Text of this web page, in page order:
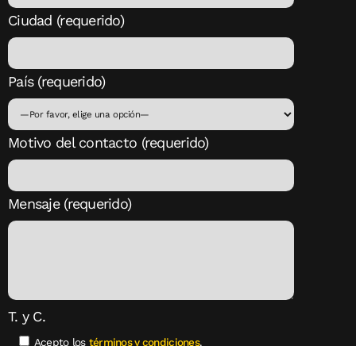
Ciudad (requerido)
País (requerido)
Motivo del contacto (requerido)
Mensaje (requerido)
T. y C.
Acepto los términos y condiciones.